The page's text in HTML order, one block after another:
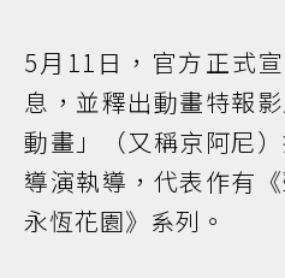
5月11日，官方正式
息，並釋出動畫特報
動畫」（又稱京阿尼
導演執導，代表作有
永恆花園》系列。